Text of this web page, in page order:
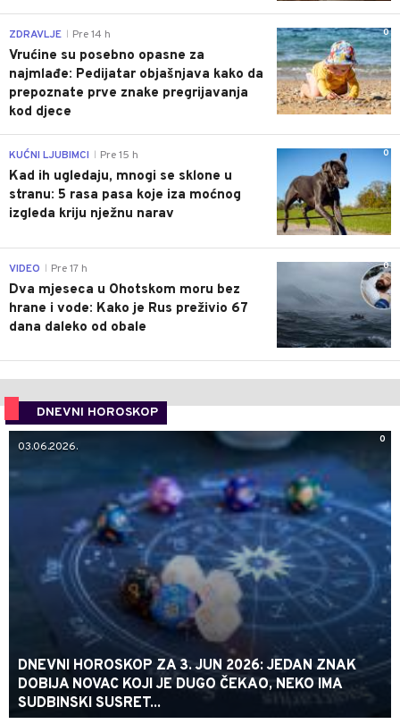
0
ZDRAVLJE Pre 14 h
Vrućine su posebno opasne za
najmlađe: Pedijatar objašnjava kako da
prepoznate prve znake pregrijavanja
kod djece
0
KUĆNI LJUBIMCI Pre 15 h
Kad ih ugledaju, mnogi se sklone u
stranu: 5 rasa pasa koje iza moćnog
izgleda kriju nježnu narav
0
VIDEO Pre 17 h
Dva mjeseca u Ohotskom moru bez
hrane i vode: Kako je Rus preživio 67
dana daleko od obale
DNEVNI HOROSKOP
0
03.06.2026.
DNEVNI HOROSKOP ZA 3. JUN 2026: JEDAN ZNAK
DOBIJA NOVAC KOJI JE DUGO ČEKAO, NEKO IMA
SUDBINSKI SUSRET...